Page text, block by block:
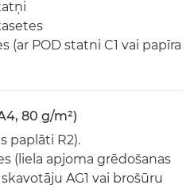
(ar POD statni C1 vai papīra
80 g/m²)
paplāti R2).
(liela apjoma grēdošanas
AG1 vai brošūru